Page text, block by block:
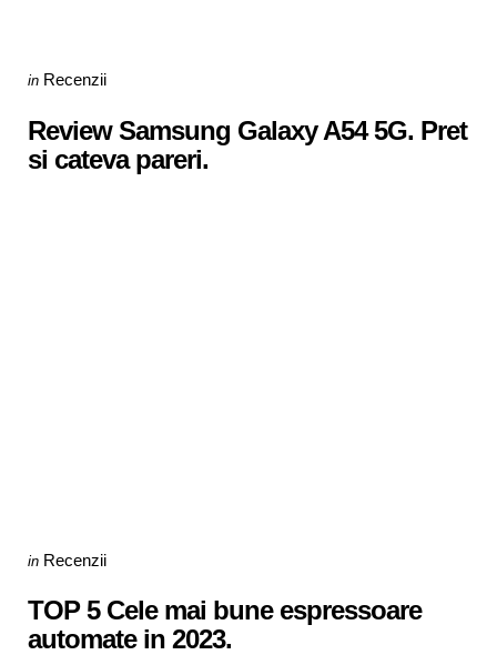
Categories
Posted
in Recenzii
Review Samsung Galaxy A54 5G. Pret
si cateva pareri.
Categories
Posted
in Recenzii
TOP 5 Cele mai bune espressoare
automate in 2023.